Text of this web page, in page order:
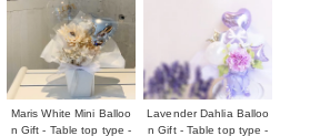
Maris White Mini Balloo
n Gift - Table top type -
Lavender Dahlia Balloo
n Gift - Table top type -